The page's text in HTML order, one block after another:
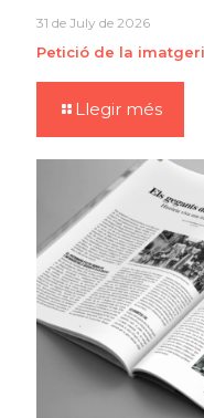
31 de July de 2026
Petició de la
Llegir més